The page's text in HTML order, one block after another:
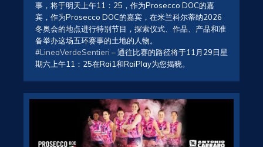
事，将于明天上午11：25，作为Prosecco DOC的嘉
宾，作为Prosecco DOC的嘉宾，在米兰科尔蒂纳2026
冬奥会的地点进行特别节目，探索仪式、作品、产品和准
备举办这场五环赛事的土地的人物。
#LineaVerdeSentieri – 通往比赛的路径将于11月29日星
期六上午11：25在Rai1和RaiPlay为您揭晓。